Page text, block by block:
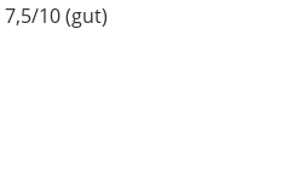
7,5/10 (gut)